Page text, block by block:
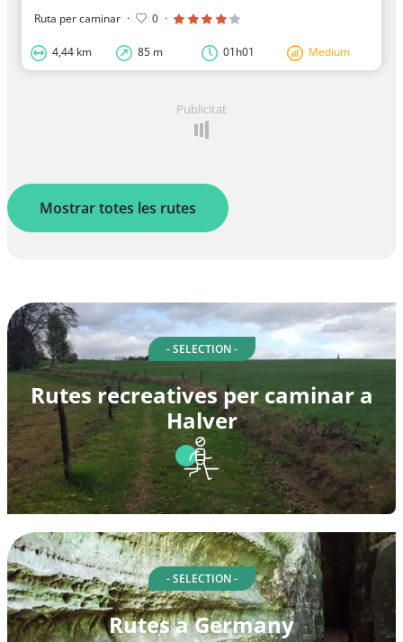
Ruta per caminar · 0 ·
4,44 km 85 m 01h01 Medium
Publicitat
Mostrar totes les rutes
- SELECTION -
Rutes recreatives per caminar a
Halver
- SELECTION -
Rutes a Germany